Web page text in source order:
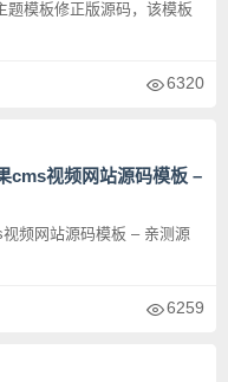
题模板修正版源码，该模板
6320
cms视频网站源码模板 –
频网站源码模板 – 亲测源
6259